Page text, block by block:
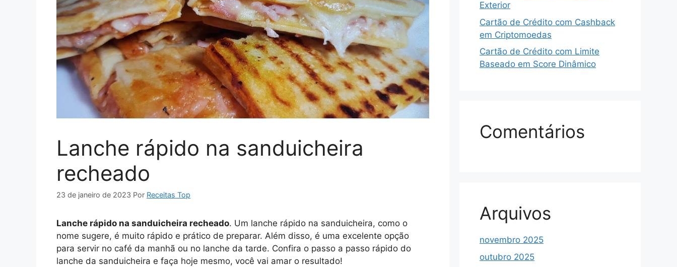
Lanche rápido na sanduicheira
recheado
23 de janeiro de 2023 Por Receitas Top
Lanche rápido na sanduicheira recheado. Um lanche rápido na sanduicheira, como o
nome sugere, é muito rápido e prático de preparar. Além disso, é uma excelente opção
para servir no café da manhã ou no lanche da tarde. Confira o passo a passo rápido do
lanche da sanduicheira e faça hoje mesmo, você vai amar o resultado!
Exterior
Cartão de Crédito com Cashback
em Criptomoedas
Cartão de Crédito com Limite
Baseado em Score Dinâmico
Comentários
Arquivos
novembro 2025
outubro 2025